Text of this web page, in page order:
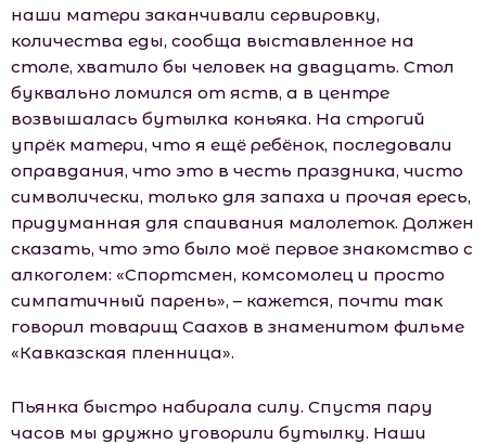
наши матери заканчивали сервировку,
количества еды, сообща выставленное на
столе, хватило бы человек на двадцать. Стол
буквально ломился от яств, а в центре
возвышалась бутылка коньяка. На строгий
упрёк матери, что я ещё ребёнок, последовали
оправдания, что это в честь праздника, чисто
символически, только для запаха и прочая ересь,
придуманная для спаивания малолеток. Должен
сказать, что это было моё первое знакомство с
алкоголем: «Спортсмен, комсомолец и просто
симпатичный парень», – кажется, почти так
говорил товарищ Саахов в знаменитом фильме
«Кавказская пленница».
Пьянка быстро набирала силу. Спустя пару
часов мы дружно уговорили бутылку. Наши